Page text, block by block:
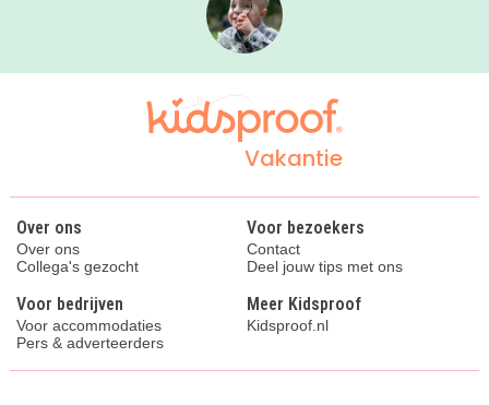
Vakantie
Over ons
Over ons
Collega's gezocht
Voor bezoekers
Contact
Deel jouw tips met ons
Voor bedrijven
Voor accommodaties
Pers & adverteerders
Meer Kidsproof
Kidsproof.nl